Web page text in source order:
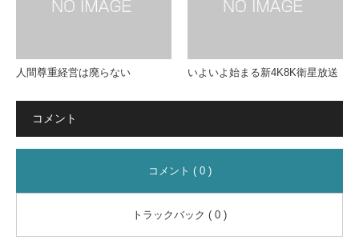
人間尊重経営は廃らない いよいよ始まる新4K8K衛星放送
コメント
コメント ( 0 )
トラックバック ( 0 )